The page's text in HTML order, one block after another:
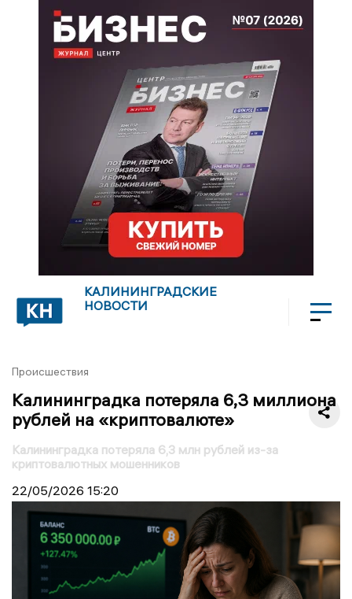
КАЛИНИНГРАДСКИЕ
НОВОСТИ
Происшествия
Калининградка потеряла 6,3 миллиона
рублей на «криптовалюте»
Калининградка потеряла 6,3 млн рублей из-за
криптовалютных мошенников
22/05/2026 15:20